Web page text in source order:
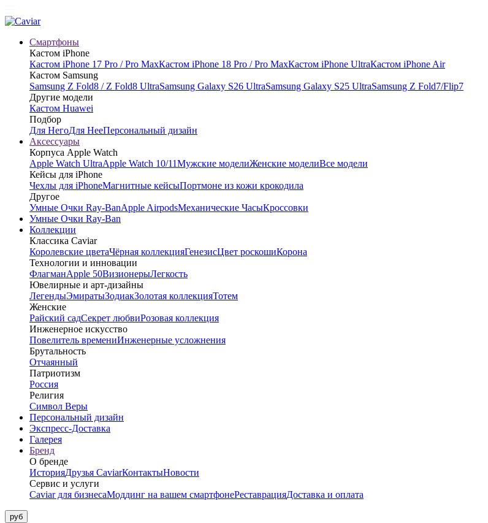
Смартфоны
Кастом iPhone
Кастом iPhone 17 Pro / Pro MaxКастом iPhone 18 Pro / Pro MaxКастом iPhone UltraКастом iPhone Air
Кастом Samsung
Samsung Z Fold8 / Z Fold8 UltraSamsung Galaxy S26 UltraSamsung Galaxy S25 UltraSamsung Z Fold7/Flip7
Другие модели
Кастом Huawei
Подбор
Для НегоДля НееПерсональный дизайн
Аксессуары
Корпуса Apple Watch
Apple Watch UltraApple Watch 10/11Мужские моделиЖенские моделиВсе модели
Кейсы для iPhone
Чехлы для iPhoneМагнитные кейсыПортмоне из кожи крокодила
Другое
Умные Очки Ray-BanApple AirpodsМеханические ЧасыКроссовки
Умные Очки Ray-Ban
Коллекции
Классика Caviar
Королевские цветаЧёрная коллекцияГенезисЦвет роскошиКорона
Технологии и инновации
ФлагманApple 50ВизионерыЛегкость
Ювелирные и арт-дизайны
ЛегендыЭмиратыЗодиакЗолотая коллекцияТотем
Женские
Райский садСекрет любвиРозовая коллекция
Инженерное искусство
Повелитель времениИнженерные усложнения
Брутальность
Отчаянный
Патриотизм
Россия
Религия
Символ Веры
Персональный дизайн
Экспресс-Доставка
Галерея
Бренд
О бренде
ИсторияДрузья CaviarКонтактыНовости
Сервис и услуги
Caviar для бизнесаМоддинг на вашем смартфонеРеставрацияДоставка и оплата
руб